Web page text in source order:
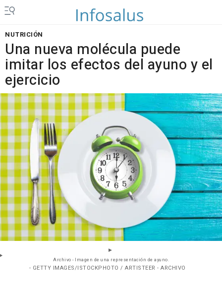
NUTRICIÓN
Una nueva molécula puede
imitar los efectos del ayuno y el
ejercicio
Archivo - Imagen de una representación de ayuno.
- GETTY IMAGES/ISTOCKPHOTO / ARTISTEER - ARCHIVO